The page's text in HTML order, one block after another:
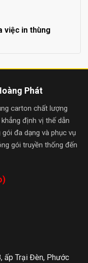
việc in thùng
Phát
carton chất lượng
định vị thế dẫn
đa dạng và phục vụ
gói truyền thống đến
ấp Trại Đèn, Phước